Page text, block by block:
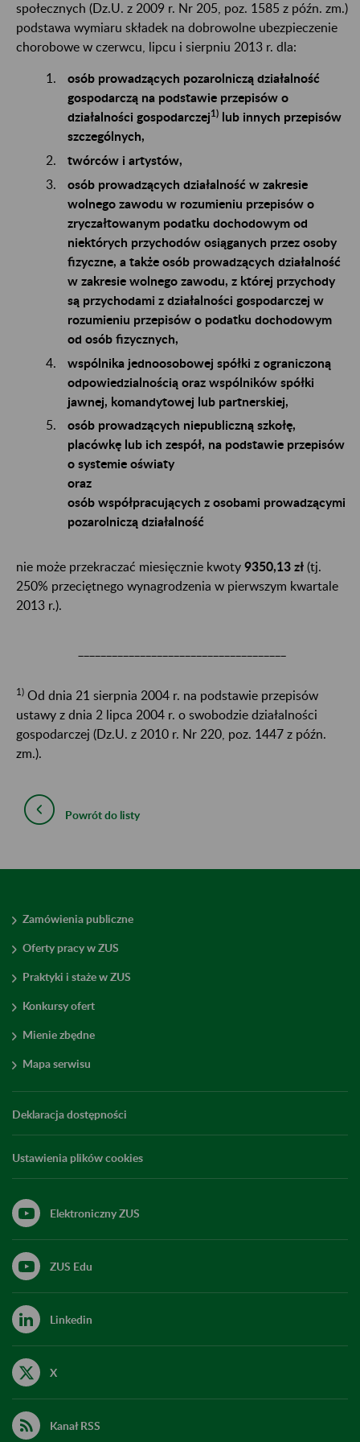
społecznych (Dz.U. z 2009 r. Nr 205, poz. 1585 z późn. zm.)
podstawa wymiaru składek na dobrowolne ubezpieczenie
chorobowe w czerwcu, lipcu i sierpniu 2013 r. dla:
osób prowadzących pozarolniczą działalność
gospodarczą na podstawie przepisów o
działalności gospodarczej1) lub innych przepisów
szczególnych,
twórców i artystów,
osób prowadzących działalność w zakresie
wolnego zawodu w rozumieniu przepisów o
zryczałtowanym podatku dochodowym od
niektórych przychodów osiąganych przez osoby
fizyczne, a także osób prowadzących działalność
w zakresie wolnego zawodu, z której przychody
są przychodami z działalności gospodarczej w
rozumieniu przepisów o podatku dochodowym
od osób fizycznych,
wspólnika jednoosobowej spółki z ograniczoną
odpowiedzialnością oraz wspólników spółki
jawnej, komandytowej lub partnerskiej,
osób prowadzących niepubliczną szkołę,
placówkę lub ich zespół, na podstawie przepisów
o systemie oświaty
oraz
osób współpracujących z osobami prowadzącymi
pozarolniczą działalność
nie może przekraczać miesięcznie kwoty 9350,13 zł (tj.
250% przeciętnego wynagrodzenia w pierwszym kwartale
2013 r.).
1) Od dnia 21 sierpnia 2004 r. na podstawie przepisów
ustawy z dnia 2 lipca 2004 r. o swobodzie działalności
gospodarczej (Dz.U. z 2010 r. Nr 220, poz. 1447 z późn.
zm.).
Powrót do listy
Zamówienia publiczne
Oferty pracy w ZUS
Praktyki i staże w ZUS
Konkursy ofert
Mienie zbędne
Mapa serwisu
Deklaracja dostępności
Ustawienia plików cookies
Elektroniczny ZUS
ZUS Edu
Linkedin
X
Kanał RSS